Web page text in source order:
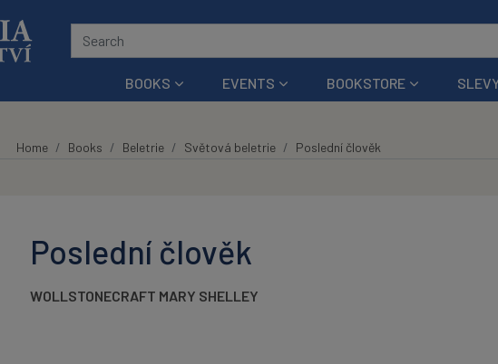
BOOKS EVENTS BOOKSTORE
Home Books Beletrie Světová beletrie Poslední člověk
Poslední člověk
WOLLSTONECRAFT MARY SHELLEY